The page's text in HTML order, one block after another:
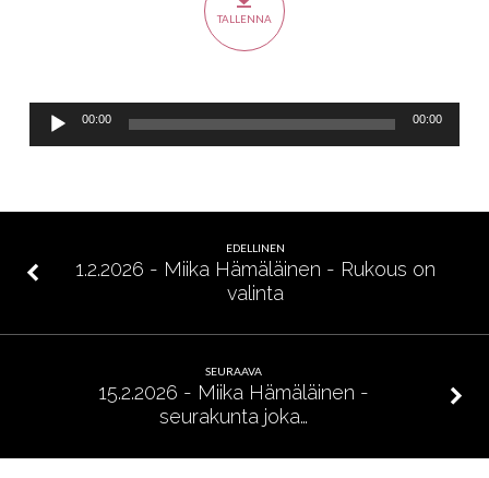
TALLENNA
Äänitoistin
00:00 00:00
EDELLINEN
1.2.2026 - Miika Hämäläinen - Rukous on
valinta
SEURAAVA
15.2.2026 - Miika Hämäläinen -
seurakunta joka…